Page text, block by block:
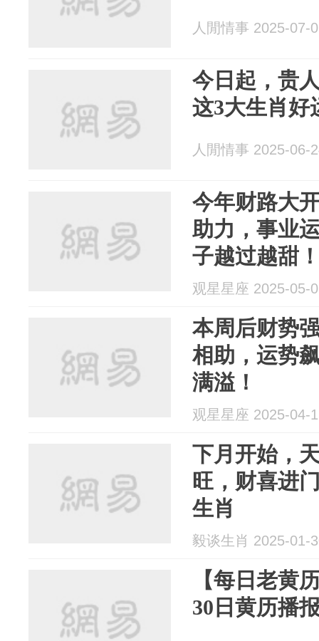
人閒情事 2025-07-
今日起，贵
这3大生肖好
人閒情事 2025-06-
今年财路大
助力，事业
子越过越甜
观星星座 2025-05-
本周后财势
相助，运势
满溢！
观星星座 2025-04-
下月开始，
旺，财喜进
生肖
毅谈生肖 2025-01-
【每日老黄
30日黄历播